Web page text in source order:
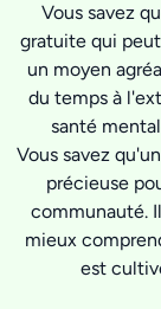
Vous savez
gratuite qui
un moyen
du temps à
santé
Vous savez
précieuse
communauté.
mieux
est